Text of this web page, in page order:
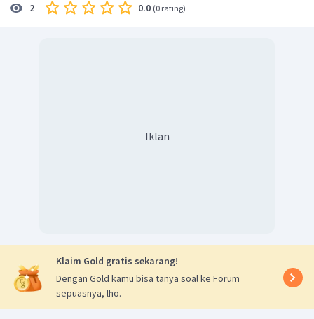
2 0.0 (0 rating)
Iklan
Klaim Gold gratis sekarang!
Dengan Gold kamu bisa tanya soal ke Forum
sepuasnya, lho.